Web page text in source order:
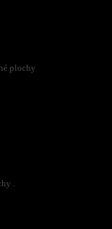
plochy
.